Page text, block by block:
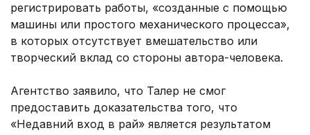
регистрировать работы, «созданные с помощью
машины или простого механического процесса»,
в которых отсутствует вмешательство или
творческий вклад со стороны автора-человека.
Агентство заявило, что Талер не смог
предоставить доказательства того, что
«Недавний вход в рай» является результатом